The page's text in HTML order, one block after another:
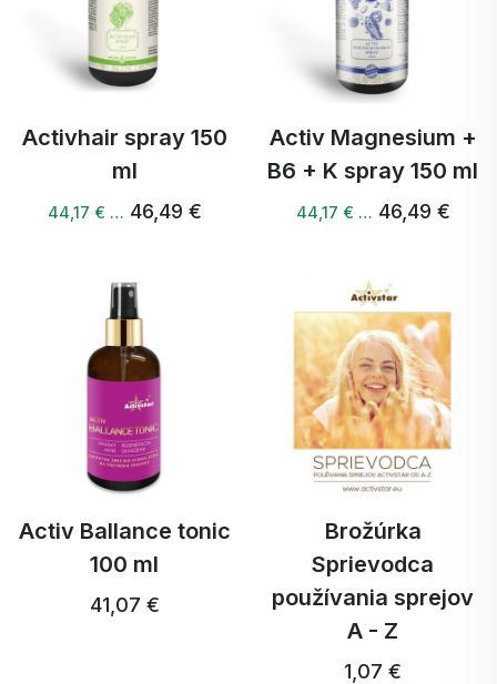
Activhair spray 150
ml
44,17 € … 46,49 €
Activ Magnesium +
B6 + K spray 150 ml
44,17 € … 46,49 €
Activ Ballance tonic
100 ml
41,07 €
Brožúrka
Sprievodca
používania sprejov
A - Z
1,07 €